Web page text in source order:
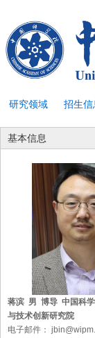
研究领域 招生信
基本信息
蒋滨 男 博导 中国科
与技术创新研究院
电子邮件：